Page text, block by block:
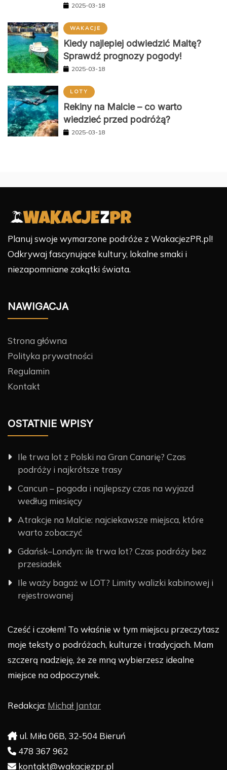
2025-03-18
WAKACJE
Kiedy najlepiej odwiedzić Maltę?
Sprawdź prognozy pogody!
2025-03-18
LOTY
Rekiny na Malcie – co warto
wiedzieć przed podróżą?
2025-03-18
Planuj swoje wymarzone podróże z WakacjezPR.pl!
Odkrywaj fascynujące kultury, lokalne smaki i
niezapomniane zakątki świata.
NAWIGACJA
Strona główna
Polityka prywatności
Regulamin
Kontakt
OSTATNIE WPISY
Ile trwa lot z Polski na Gran Canarię? Czas
podróży i najkrótsze trasy
Cancun – pogoda i najlepszy czas na wyjazd
według miesięcy
Atrakcje na Malcie: najciekawsze miejsca, które
warto zobaczyć
Gdańsk–Londyn: ile trwa lot? Czas podróży bez
przesiadek
Ile waży bagaż w LOT? Limity walizki kabinowej i
rejestrowanej
Cześć i czołem! To właśnie w tym miejscu przeczytasz
moje teksty o podróżach, kulturze i tradycjach. Mam
szczerą nadzieję, że ze mną wybierzesz idealne
miejsce na odpoczynek.
Redakcja: Michał Jantar
ul. Miła 06B, 32-504 Bieruń
478 367 962
kontakt@wakacjezpr.pl